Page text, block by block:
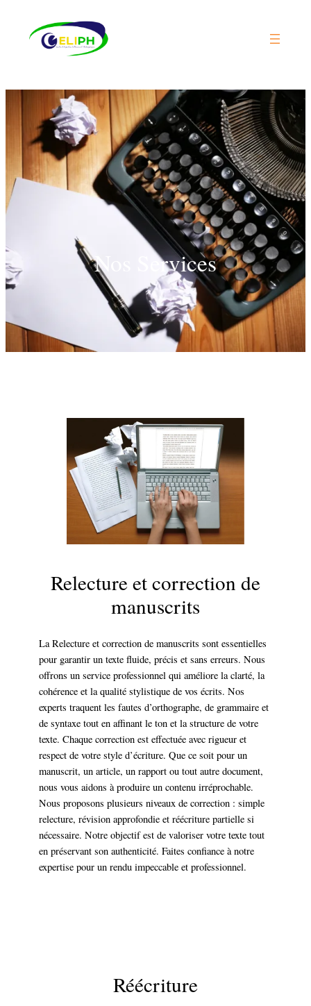
Nos Services
Relecture et correction de
manuscrits
La Relecture et correction de manuscrits sont essentielles
pour garantir un texte fluide, précis et sans erreurs. Nous
offrons un service professionnel qui améliore la clarté, la
cohérence et la qualité stylistique de vos écrits. Nos
experts traquent les fautes d’orthographe, de grammaire et
de syntaxe tout en affinant le ton et la structure de votre
texte. Chaque correction est effectuée avec rigueur et
respect de votre style d’écriture. Que ce soit pour un
manuscrit, un article, un rapport ou tout autre document,
nous vous aidons à produire un contenu irréprochable.
Nous proposons plusieurs niveaux de correction : simple
relecture, révision approfondie et réécriture partielle si
nécessaire. Notre objectif est de valoriser votre texte tout
en préservant son authenticité. Faites confiance à notre
expertise pour un rendu impeccable et professionnel.
Réécriture